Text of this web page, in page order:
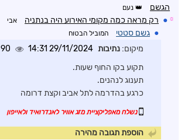
הגשם
נעם
☼
● רק מראה כמה מקומי האירוע היה בנתניה אבי
● גשם סטטי המוביל הבטוח
מיקום: נתיבות 29/11/2024 14:31
90
תקוע בקו החוף שעות.
תענוג לנהנים.
כרגע בהדרמה לתל אביב וקצת דרומה
נשלח מאפליקציית מזג אוויר לאנדרואיד ולאייפון
הוספת תגובה מהירה